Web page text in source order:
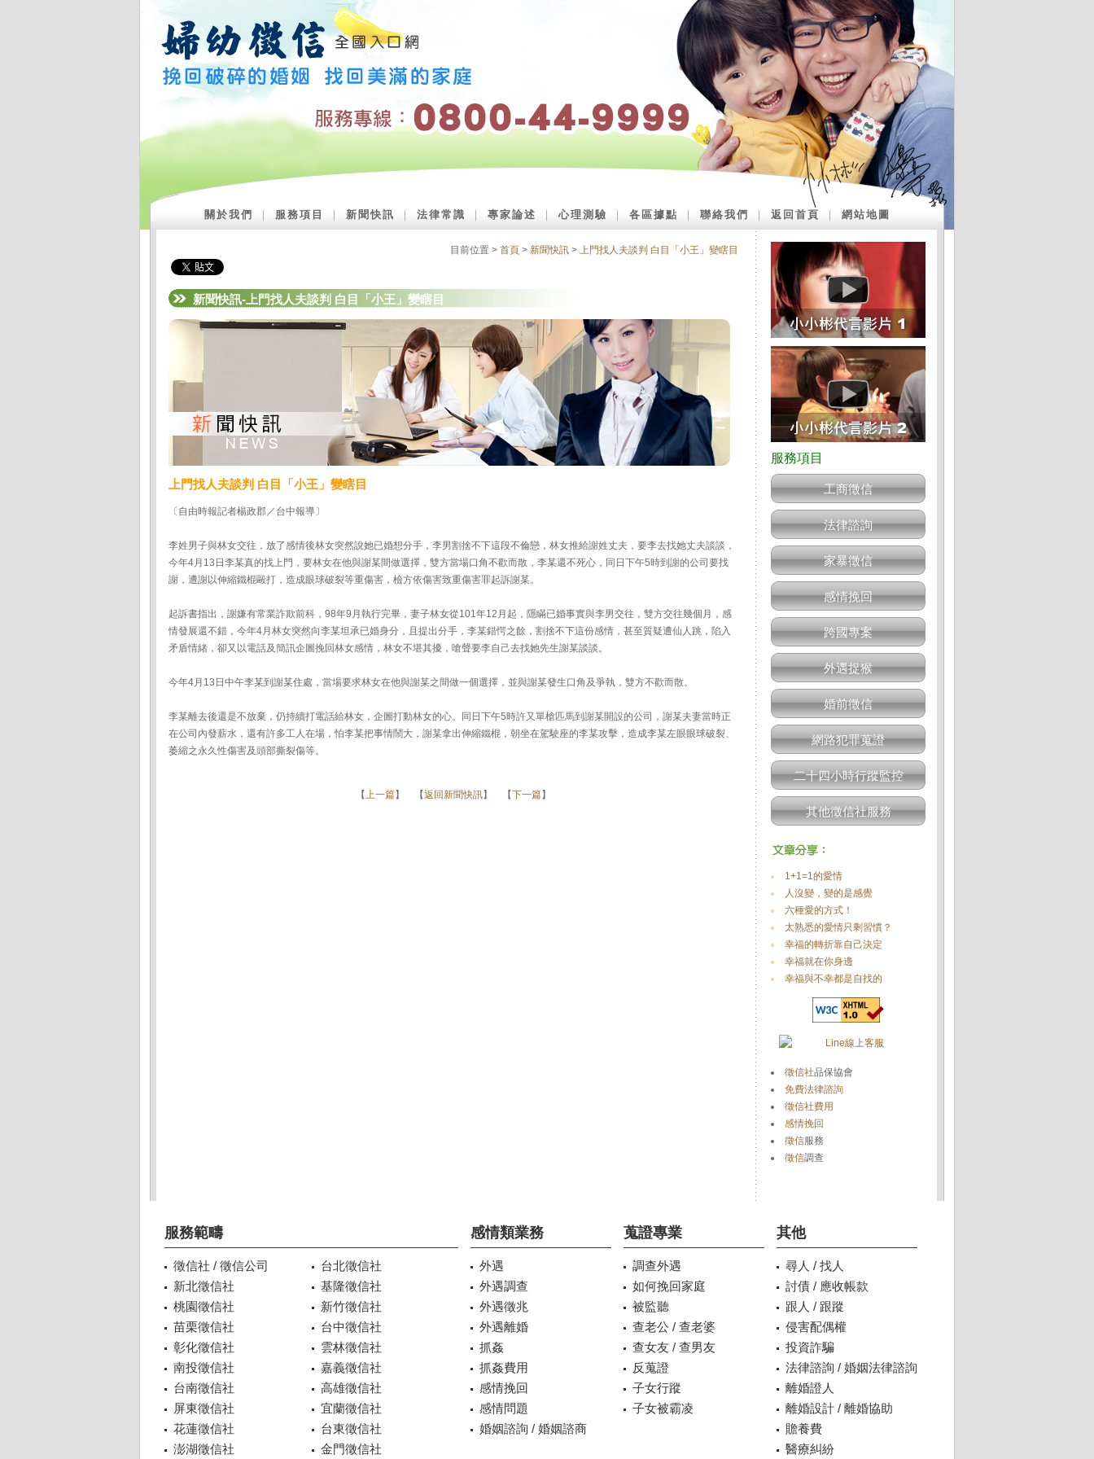
關於我們 服務項目 新聞快訊 法律常識 專家論述 ｜心理測驗 各區據點 聯絡我們 返回首頁 網站地圖
目前位置 > 首頁 > 新聞快訊 > 上門找人夫談判 白目「小王」變瞎目
新聞快訊-上門找人夫談判 白目「小王」變瞎目
上門找人夫談判 白目「小王」變瞎目
〔自由時報記者楊政郡／台中報導〕
李姓男子與林女交往，放了感情後林女突然說她已婚想分手，李男割捨不下這段不倫戀，林女推給謝姓丈夫，要李去找她丈夫談談，
今年4月13日李某真的找上門，要林女在他與謝某間做選擇，雙方當場口角不歡而散，李某還不死心，同日下午5時到謝的公司要找
謝，遭謝以伸縮鐵棍毆打，造成眼球破裂等重傷害，檢方依傷害致重傷害罪起訴謝某。
起訴書指出，謝嫌有常業詐欺前科，98年9月執行完畢，妻子林女從101年12月起，隱瞞已婚事實與李男交往，雙方交往幾個月，感
情發展還不錯，今年4月林女突然向李某坦承已婚身分，且提出分手，李某錯愕之餘，割捨不下這份感情，甚至質疑遭仙人跳，陷入
矛盾情緒，卻又以電話及簡訊企圖挽回林女感情，林女不堪其擾，嗆聲要李自己去找她先生謝某談談。
今年4月13日中午李某到謝某住處，當場要求林女在他與謝某之間做一個選擇，並與謝某發生口角及爭執，雙方不歡而散。
李某離去後還是不放棄，仍持續打電話給林女，企圖打動林女的心。同日下午5時許又單槍匹馬到謝某開設的公司，謝某夫妻當時正
在公司內發薪水，還有許多工人在場，怕李某把事情鬧大，謝某拿出伸縮鐵棍，朝坐在駕駛座的李某攻擊，造成李某左眼眼球破裂、
萎縮之永久性傷害及頭部撕裂傷等。
【上一篇】 【返回新聞快訊】 【下一篇】
工商徵信
法律諮詢
家暴徵信
感情挽回
跨國專案
外遇捉猴
婚前徵信
網路犯罪蒐證
二十四小時行蹤監控
其他徵信社服務
1+1=1的愛情
人沒變，變的是感覺
六種愛的方式！
太熟悉的愛情只剩習慣？
幸福的轉折靠自己決定
幸福就在你身邊
幸福與不幸都是自找的
徵信社品保協會
免費法律諮詢
徵信社費用
感情挽回
徵信服務
徵信調查
服務範疇
徵信社 / 徵信公司
台北徵信社
新北徵信社
基隆徵信社
桃園徵信社
新竹徵信社
苗栗徵信社
台中徵信社
彰化徵信社
雲林徵信社
南投徵信社
嘉義徵信社
台南徵信社
高雄徵信社
屏東徵信社
宜蘭徵信社
花蓮徵信社
台東徵信社
澎湖徵信社
金門徵信社
感情類業務
外遇
外遇調查
外遇徵兆
外遇離婚
抓姦
抓姦費用
感情挽回
感情問題
婚姻諮詢 / 婚姻諮商
蒐證專業
調查外遇
如何挽回家庭
被監聽
查老公 / 查老婆
查女友 / 查男友
反蒐證
子女行蹤
子女被霸凌
其他
尋人 / 找人
討債 / 應收帳款
跟人 / 跟蹤
侵害配偶權
投資詐騙
法律諮詢 / 婚姻法律諮詢
離婚證人
離婚設計 / 離婚協助
贍養費
醫療糾紛